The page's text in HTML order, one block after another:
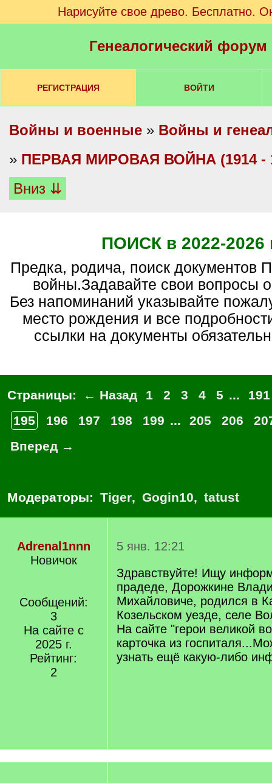
Нарисуйте свое древо. Бесплатно.
Генеалогический
РЕГИСТРАЦИЯ ВОЙТИ
Войны и военные » Войны и
» ПЕРВАЯ МИРОВАЯ ВОЙНА (1914 -
Вниз ⇊
ПОИСК в 2022-2026
Предка, родича, поиск документов Первой мировой
войны.Задавайте свои вопросы
Без напоминаний указывайте
место рождения и все
ссылки на документы
Страницы: ← Назад 1 2 3 4 5 ...
191
195
196 197 198 199 ... 205 206
Вперед →
Модераторы: Tiger, Gogin10, tatust
Adrenal1nnn
Новичок
Сообщений:
3
На сайте с
2025 г.
Рейтинг:
2
5 янв. 12:21
Здравствуйте! Ищу
прадеде, Дорожкине
Михайловиче, родился в
Козельском уезде, селе
На сайте "герои великой
карточка из
узнать ещё какую-либо